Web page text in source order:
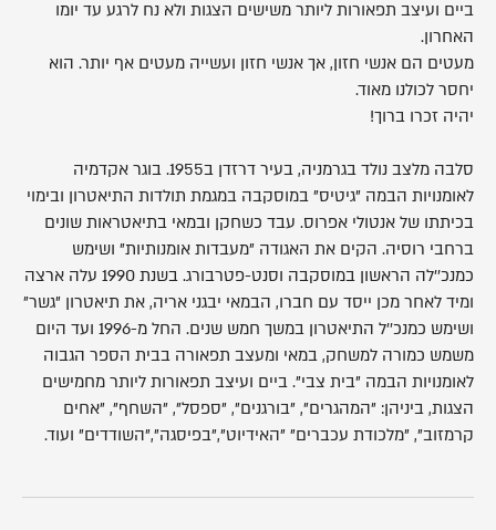
ביים ועיצב תפאורות ליותר משישים הצגות ולא נח לרגע עד יומו
האחרון.
מעטים הם אנשי חזון, אך אנשי חזון ועשייה מעטים אף יותר. הוא
יחסר לכולנו מאוד.
יהיה זכרו ברוך!
סלבה מלצב נולד בגרמניה, בעיר דרזדן ב1955. בוגר אקדמיה
לאומנויות הבמה "גיטיס" במוסקבה במגמת תולדות התיאטרון ובימוי
בכיתתו של אנטולי אפרוס. עבד כשחקן ובמאי בתיאטראות שונים
ברחבי רוסיה. הקים את האגודה "מעבדות אומנותיות" ושימש
כמנכ''לה הראשון במוסקבה וסנט-פטרבורג. בשנת 1990 עלה ארצה
ומיד לאחר מכן ייסד עם חברו, הבמאי יבגני אריה, את תיאטרון "גשר"
ושימש כמנכ''ל התיאטרון במשך חמש שנים. החל מ-1996 ועד היום
משמש כמורה למשחק, במאי ומעצב תפאורה בבית הספר הגבוה
לאומנויות הבמה "בית צבי". ביים ועיצב תפאורות ליותר מחמישים
הצגות, ביניהן: "המהגרים", "בורגנים", "ספסל", "השחף", "אחים
קרמזוב", "מלכודת עכברים" "האידיוט","בפיסגה","השודדים" ועוד.